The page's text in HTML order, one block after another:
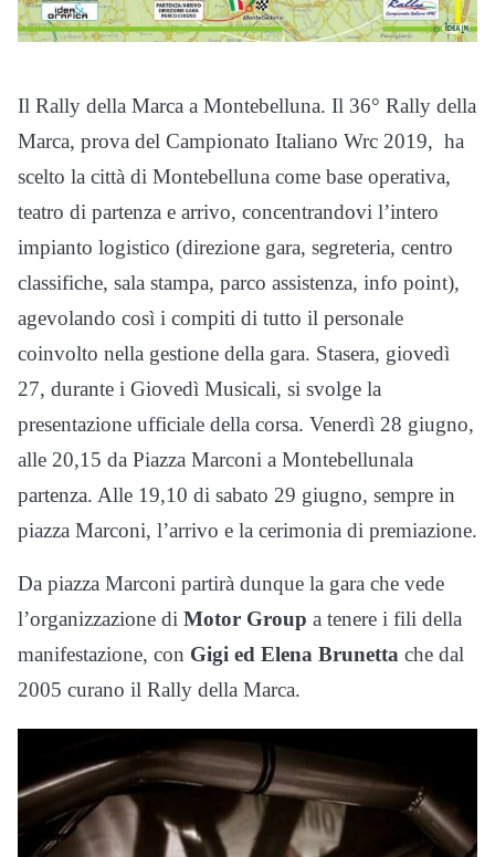
Il Rally della Marca a Montebelluna. Il 36° Rally della
Marca, prova del Campionato Italiano Wrc 2019, ha
scelto la città di Montebelluna come base operativa,
teatro di partenza e arrivo, concentrandovi l’intero
impianto logistico (direzione gara, segreteria, centro
classifiche, sala stampa, parco assistenza, info point),
agevolando così i compiti di tutto il personale
coinvolto nella gestione della gara. Stasera, giovedì
27, durante i Giovedì Musicali, si svolge la
presentazione ufficiale della corsa. Venerdì 28 giugno,
alle 20,15 da Piazza Marconi a Montebellunala
partenza. Alle 19,10 di sabato 29 giugno, sempre in
piazza Marconi, l’arrivo e la cerimonia di premiazione.
Da piazza Marconi partirà dunque la gara che vede
l’organizzazione di Motor Group a tenere i fili della
manifestazione, con Gigi ed Elena Brunetta che dal
2005 curano il Rally della Marca.